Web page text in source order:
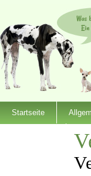
Startseite